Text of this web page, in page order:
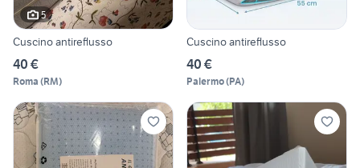
5
Cuscino antireflusso
40 €
Roma (RM)
Cuscino antireflusso
40 €
Palermo(PA)